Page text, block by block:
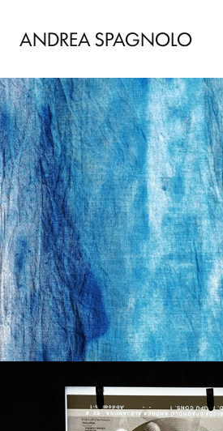
ANDREA SPAGNOLO
thálassa
2026
mi lado izquierdo